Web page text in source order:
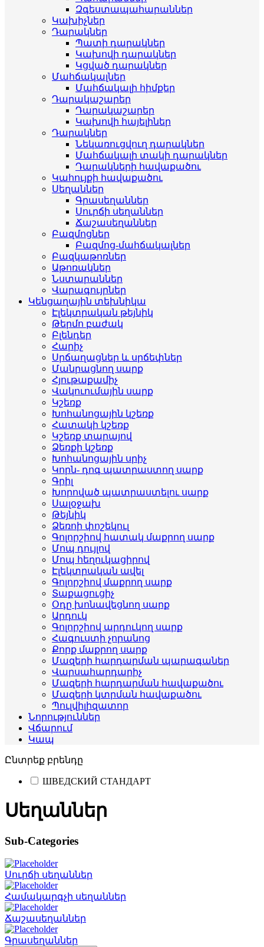
Զգեստապահարաններ
Կախիչներ
Դարակներ
Պատի դարակներ
Կախովի դարակներ
Կցված դարակներ
Մահճակալներ
Մահճակալի հիմքեր
Դարակաշարեր
Դարակաշարեր
Կախովի հայելիներ
Դարակներ
Նեկառուցվուղ դարակներ
Մահճակալի տակի դարակներ
Դարակների հավաքածու
Կահույքի հավաքածու
Սեղաններ
Գրասեղաններ
Սուրճի սեղաններ
Ճաշասեղաններ
Բազմոցներ
Բազմոց-մահճակալներ
Բազկաթոռներ
Աթոռակներ
Նստարաններ
Վարագույրներ
Կենցաղային տեխնիկա
Էլեկտրական թեյնիկ
Թերմո բաժակ
Բլենդեր
Հարիչ
Սրճաղացներ և սրճեփներ
Մանրացնող սարք
Հյութաքամիչ
Վակուումային սարք
Կշեռք
Խոհանոցային կշեռք
Հատակի կշեռք
Կշեռք տարայով
Ձեռքի կշեռք
Խոհանոցային սրիչ
Կորն- դոգ պատրաստող սարք
Գրիլ
Խորոված պատրաստելու սարք
Սալօջախ
Թեյնիկ
Ձեռոի փոշեկուլ
Գոլորշիով հատակ մաքրող սարք
Մոպ դույլով
Մոպ հեղուկացիրով
Էլեկտրական ավել
Գոլորշիով մաքրող սարք
Տաքացուցիչ
Օդը խոնավեցնող սարք
Արդուկ
Գոլորշիով արդուկող սարք
Հագուստի չորանոց
Քորք մաքրող սարք
Մազերի հարդարման պարագաներ
Վարսահարդարիչ
Մազերի հարդարման հավաքածու
Մազերի կտրման հավաքածու
Պուլվիլիզատոր
Նորություններ
Վճարում
Կապ
Ընտրեք բրենդը
ШВЕДСКИЙ СТАНДАРТ
Սեղաններ
Sub-Categories
Սուրճի սեղաններ
Համակարգչի սեղաններ
Ճաշասեղաններ
Գրասեղաններ